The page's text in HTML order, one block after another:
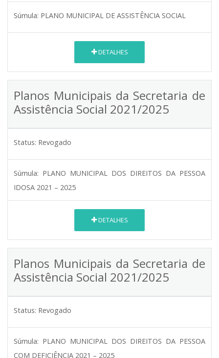
Súmula: PLANO MUNICIPAL DE ASSISTÊNCIA SOCIAL
DETALHES
Planos Municipais da Secretaria de
Assistência Social 2021/2025
Status: Revogado
Súmula: PLANO MUNICIPAL DOS DIREITOS DA PESSOA
IDOSA 2021 – 2025
DETALHES
Planos Municipais da Secretaria de
Assistência Social 2021/2025
Status: Revogado
Súmula: PLANO MUNICIPAL DOS DIREITOS DA PESSOA
COM DEFICIÊNCIA 2021 – 2025